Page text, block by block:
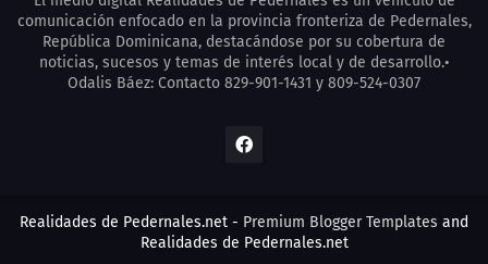
comunicación enfocado en la provincia fronteriza de Pedernales,
República Dominicana, destacándose por su cobertura de
noticias, sucesos y temas de interés local y de desarrollo.•
Odalis Báez: Contacto 829-901-1431 y 809-524-0307
Realidades de Pedernales.net - Premium Blogger Templates and
Realidades de Pedernales.net